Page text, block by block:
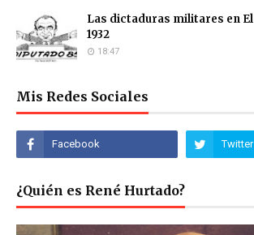
Las dictaduras militares en
1932
18:47
Mis Redes Sociales
¿Quién es René Hurtado?